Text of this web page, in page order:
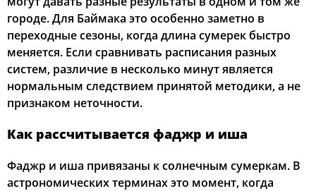
городе. Для Баймака это особенно заметно в
переходные сезоны, когда длина сумерек быстро
меняется. Если сравнивать расписания разных
систем, различие в несколько минут является
нормальным следствием принятой методики, а не
признаком неточности.
Как рассчитывается фаджр и иша
Фаджр и иша привязаны к солнечным сумеркам. В
астрономических терминах это момент, когда